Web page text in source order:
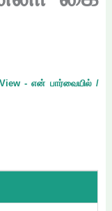
- என் பார்வையில்/